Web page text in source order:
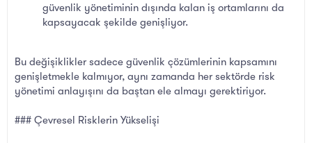
güvenlik yönetiminin dışında kalan iş ortamlarını da
kapsayacak şekilde genişliyor.
Bu değişiklikler sadece güvenlik çözümlerinin kapsamını
genişletmekle kalmıyor, aynı zamanda her sektörde risk
yönetimi anlayışını da baştan ele almayı gerektiriyor.
### Çevresel Risklerin Yükselişi